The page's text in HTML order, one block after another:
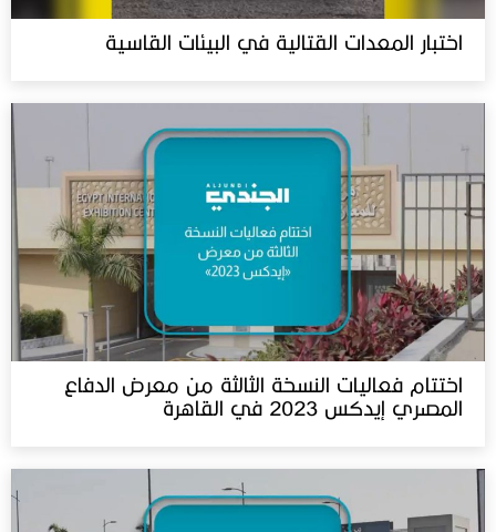
اختبار المعدات القتالية في البيئات القاسية
اختتام فعاليات النسخة الثالثة من معرض الدفاع
المصري إيدكس 2023 في القاهرة